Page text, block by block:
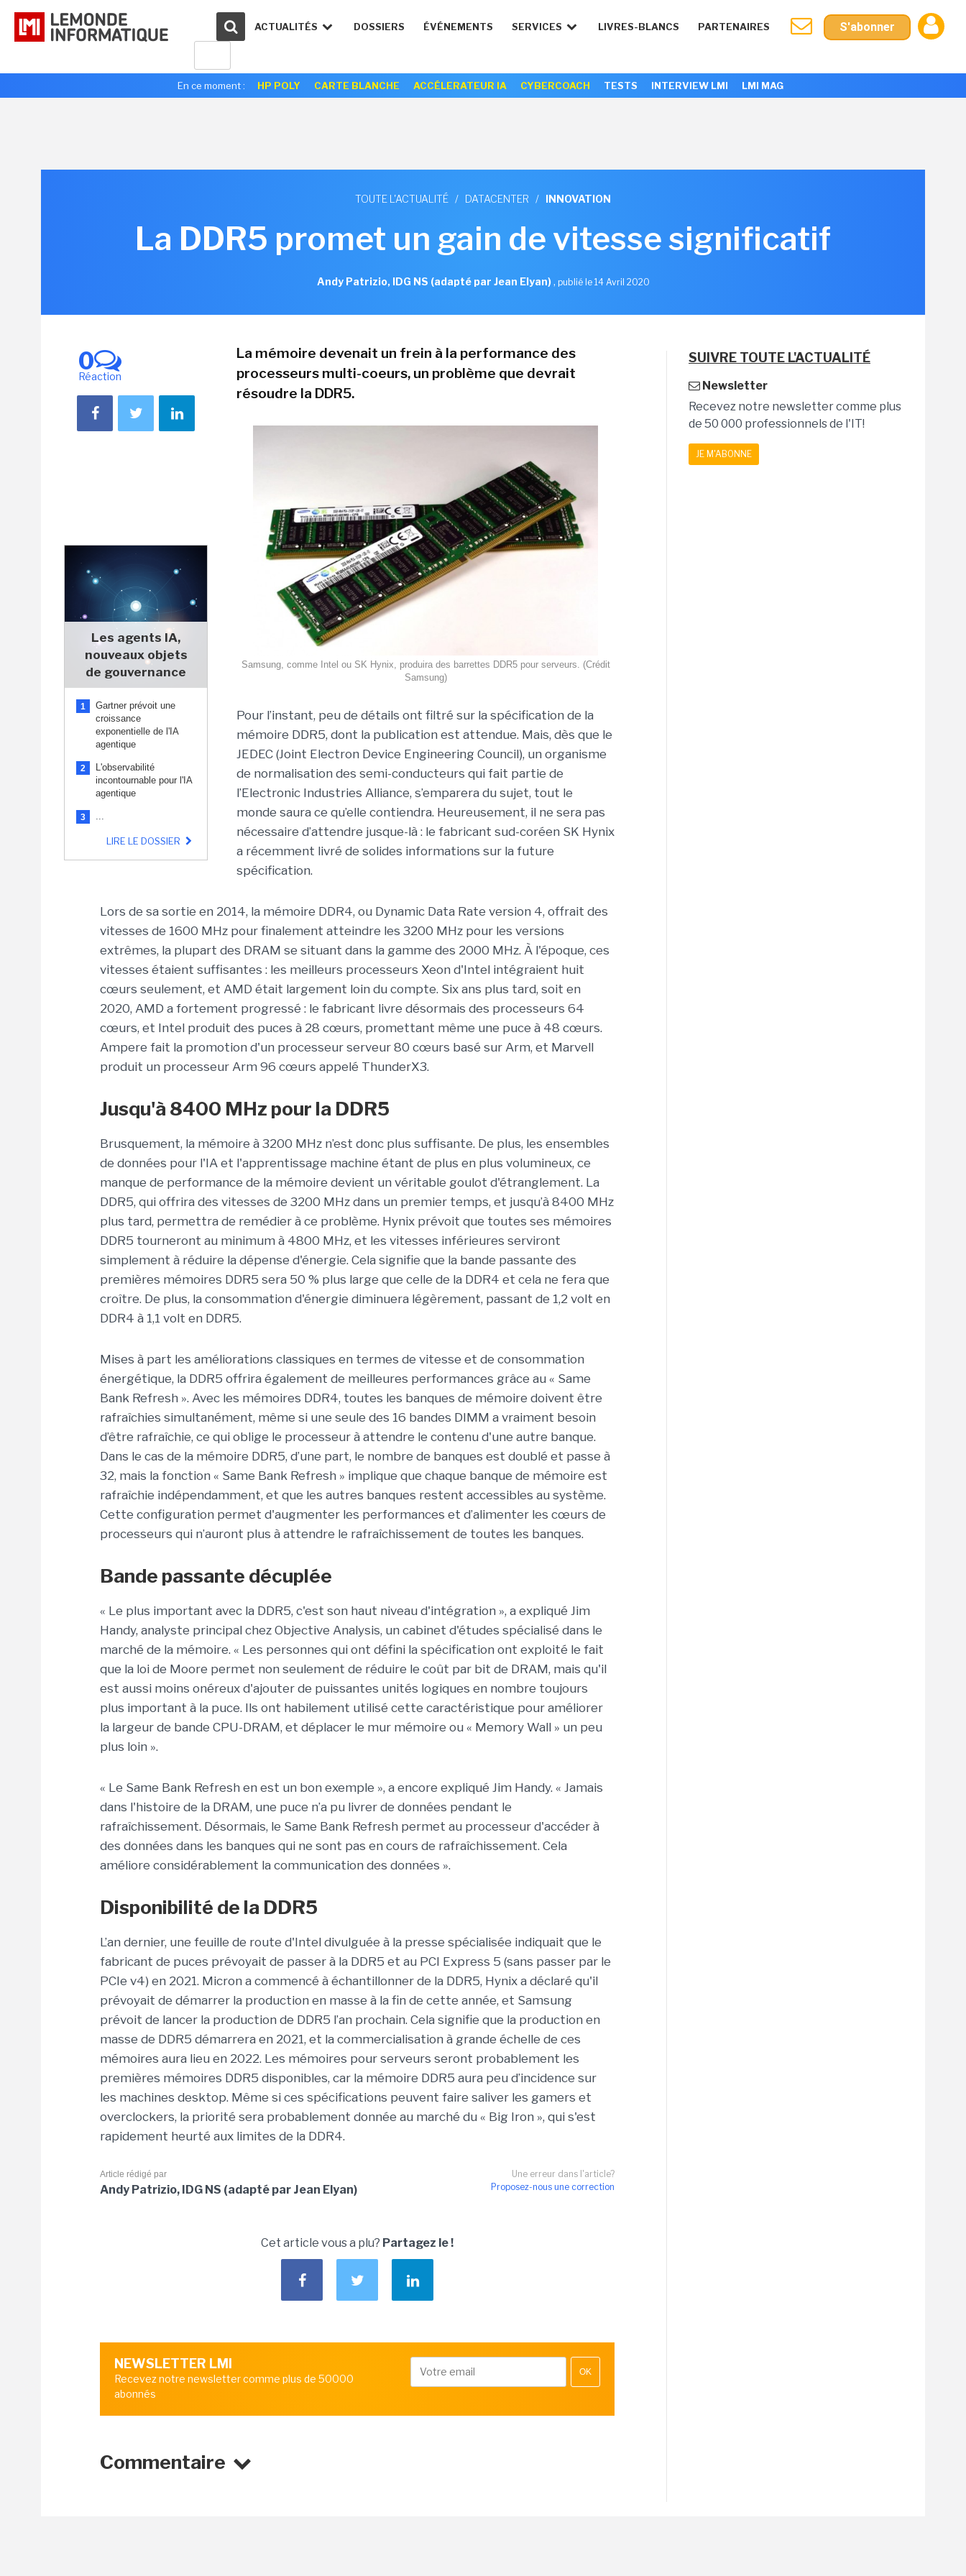
ACTUALITÉS DOSSIERS ÉVÉNEMENTS SERVICES LIVRES-BLANCS PARTENAIRES S'abonner
En ce moment : HP POLY CARTE BLANCHE ACCÉLERATEUR IA CYBERCOACH TESTS INTERVIEW LMI LMI MAG
TOUTE L'ACTUALITÉ / DATACENTER / INNOVATION
La DDR5 promet un gain de vitesse significatif
Andy Patrizio, IDG NS (adapté par Jean Elyan), publié le 14 Avril 2020
0
Réaction
Les agents IA,
nouveaux objets
de gouvernance
1
Gartner prévoit une
croissance
exponentielle de l'IA
agentique
2
L'observabilité
incontournable pour l'IA
agentique
3 ...
LIRE LE DOSSIER
La mémoire devenait un frein à la performance des
processeurs multi-coeurs, un problème que devrait
résoudre la DDR5.
Samsung, comme Intel ou SK Hynix, produira des barrettes DDR5 pour serveurs. (Crédit
Samsung)
Pour l’instant, peu de détails ont filtré sur la spécification de la
mémoire DDR5, dont la publication est attendue. Mais, dès que le
JEDEC (Joint Electron Device Engineering Council), un organisme
de normalisation des semi-conducteurs qui fait partie de
l’Electronic Industries Alliance, s’emparera du sujet, tout le
monde saura ce qu’elle contiendra. Heureusement, il ne sera pas
nécessaire d’attendre jusque-là : le fabricant sud-coréen SK Hynix
a récemment livré de solides informations sur la future
spécification.
Lors de sa sortie en 2014, la mémoire DDR4, ou Dynamic Data Rate version 4, offrait des
vitesses de 1600 MHz pour finalement atteindre les 3200 MHz pour les versions
extrêmes, la plupart des DRAM se situant dans la gamme des 2000 MHz. À l'époque, ces
vitesses étaient suffisantes : les meilleurs processeurs Xeon d'Intel intégraient huit
cœurs seulement, et AMD était largement loin du compte. Six ans plus tard, soit en
2020, AMD a fortement progressé : le fabricant livre désormais des processeurs 64
cœurs, et Intel produit des puces à 28 cœurs, promettant même une puce à 48 cœurs.
Ampere fait la promotion d'un processeur serveur 80 cœurs basé sur Arm, et Marvell
produit un processeur Arm 96 cœurs appelé ThunderX3.
Jusqu'à 8400 MHz pour la DDR5
Brusquement, la mémoire à 3200 MHz n’est donc plus suffisante. De plus, les ensembles
de données pour l'IA et l'apprentissage machine étant de plus en plus volumineux, ce
manque de performance de la mémoire devient un véritable goulot d'étranglement. La
DDR5, qui offrira des vitesses de 3200 MHz dans un premier temps, et jusqu’à 8400 MHz
plus tard, permettra de remédier à ce problème. Hynix prévoit que toutes ses mémoires
DDR5 tourneront au minimum à 4800 MHz, et les vitesses inférieures serviront
simplement à réduire la dépense d'énergie. Cela signifie que la bande passante des
premières mémoires DDR5 sera 50 % plus large que celle de la DDR4 et cela ne fera que
croître. De plus, la consommation d'énergie diminuera légèrement, passant de 1,2 volt en
DDR4 à 1,1 volt en DDR5.
Mises à part les améliorations classiques en termes de vitesse et de consommation
énergétique, la DDR5 offrira également de meilleures performances grâce au « Same
Bank Refresh ». Avec les mémoires DDR4, toutes les banques de mémoire doivent être
rafraîchies simultanément, même si une seule des 16 bandes DIMM a vraiment besoin
d’être rafraîchie, ce qui oblige le processeur à attendre le contenu d'une autre banque.
Dans le cas de la mémoire DDR5, d’une part, le nombre de banques est doublé et passe à
32, mais la fonction « Same Bank Refresh » implique que chaque banque de mémoire est
rafraîchie indépendamment, et que les autres banques restent accessibles au système.
Cette configuration permet d'augmenter les performances et d’alimenter les cœurs de
processeurs qui n’auront plus à attendre le rafraîchissement de toutes les banques.
Bande passante décuplée
« Le plus important avec la DDR5, c'est son haut niveau d'intégration », a expliqué Jim
Handy, analyste principal chez Objective Analysis, un cabinet d'études spécialisé dans le
marché de la mémoire. « Les personnes qui ont défini la spécification ont exploité le fait
que la loi de Moore permet non seulement de réduire le coût par bit de DRAM, mais qu'il
est aussi moins onéreux d'ajouter de puissantes unités logiques en nombre toujours
plus important à la puce. Ils ont habilement utilisé cette caractéristique pour améliorer
la largeur de bande CPU-DRAM, et déplacer le mur mémoire ou « Memory Wall » un peu
plus loin ».
« Le Same Bank Refresh en est un bon exemple », a encore expliqué Jim Handy. « Jamais
dans l'histoire de la DRAM, une puce n’a pu livrer de données pendant le
rafraîchissement. Désormais, le Same Bank Refresh permet au processeur d'accéder à
des données dans les banques qui ne sont pas en cours de rafraîchissement. Cela
améliore considérablement la communication des données ».
Disponibilité de la DDR5
L’an dernier, une feuille de route d'Intel divulguée à la presse spécialisée indiquait que le
fabricant de puces prévoyait de passer à la DDR5 et au PCI Express 5 (sans passer par le
PCIe v4) en 2021. Micron a commencé à échantillonner de la DDR5, Hynix a déclaré qu'il
prévoyait de démarrer la production en masse à la fin de cette année, et Samsung
prévoit de lancer la production de DDR5 l’an prochain. Cela signifie que la production en
masse de DDR5 démarrera en 2021, et la commercialisation à grande échelle de ces
mémoires aura lieu en 2022. Les mémoires pour serveurs seront probablement les
premières mémoires DDR5 disponibles, car la mémoire DDR5 aura peu d’incidence sur
les machines desktop. Même si ces spécifications peuvent faire saliver les gamers et
overclockers, la priorité sera probablement donnée au marché du « Big Iron », qui s'est
rapidement heurté aux limites de la DDR4.
Une erreur dans l'article?
Proposez-nous une correction
Article rédigé par
Andy Patrizio, IDG NS (adapté par Jean Elyan)
Cet article vous a plu? Partagez le !
NEWSLETTER LMI
Recevez notre newsletter comme plus de 50000
abonnés
OK
Commentaire
SUIVRE TOUTE L'ACTUALITÉ
Newsletter
Recevez notre newsletter comme plus
de 50 000 professionnels de l'IT!
JE M'ABONNE